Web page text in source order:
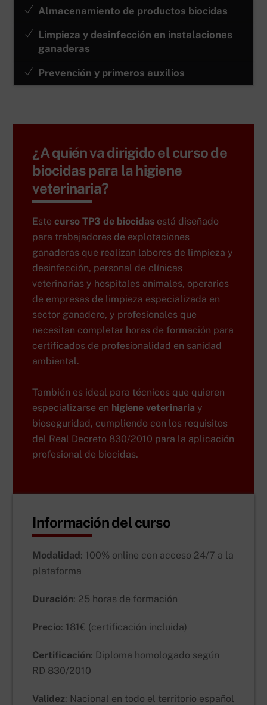
Almacenamiento de productos biocidas
Limpieza y desinfección en instalaciones
ganaderas
Prevención y primeros auxilios
¿A quién va dirigido el curso de
biocidas para la higiene
veterinaria?
Estecurso TP3 de biocidas está diseñado
para trabajadores de explotaciones
ganaderas que realizan labores de limpieza y
desinfección, personal de clínicas
veterinarias y hospitales animales, operarios
de empresas de limpieza especializada en
sector ganadero, y profesionales que
necesitan completar horas de formación para
certificados de profesionalidad en sanidad
ambiental.
También es ideal para técnicos que quieren
especializarse en higiene veterinaria y
bioseguridad, cumpliendo con los requisitos
del Real Decreto 830/2010 para la aplicación
profesional de biocidas.
Información del curso
Modalidad : 100% online con acceso 24/7 a la
plataforma
Duración: 25 horas de formación
Precio: 181€ (certificación incluida)
Certificación: Diploma homologado según
RD 830/2010
Validez: Nacional en todo el territorio español